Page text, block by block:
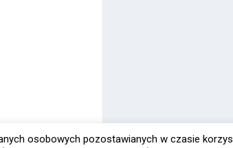
osobowych pozostawianych w czasie